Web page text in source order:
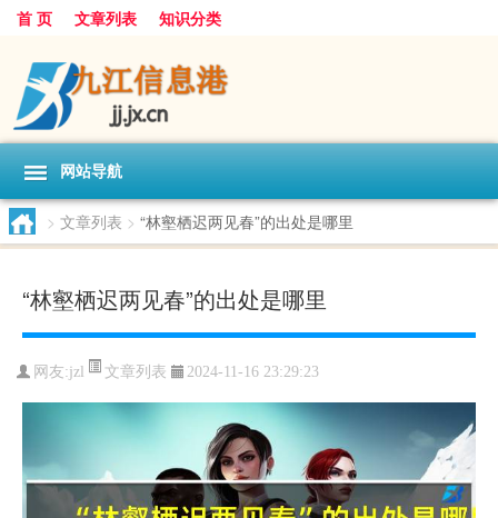
首 页 文章列表 知识分类
网站导航
> 文章列表 > “林壑栖迟两见春”的出处是哪里
“林壑栖迟两见春”的出处是哪里
网友:jzl 文章列表 2024-11-16 23:29:23